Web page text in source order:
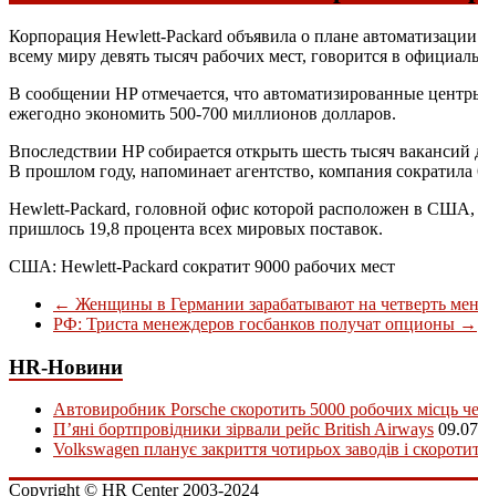
Корпорация Hewlett-Packard объявила о плане
всему миру девять тысяч рабочих мест, говорится в
В сообщении HP отмечается, что автоматизированные
ежегодно экономить 500-700 миллионов долларов.
Впоследствии HP собирается открыть шесть тысяч
В прошлом году, напоминает агентство, компания
Hewlett-Packard, головной офис которой расположен в
пришлось 19,8 процента всех мировых поставок.
США: Hewlett-Packard сократит 9000 рабочих мест
← Женщины в Германии зарабатывают на четверть
РФ: Триста менеждеров госбанков получат опционы →
HR-Новини
Автовиробник Porsche скоротить 5000 робочих місць
П’яні бортпровідники зірвали рейс British Airways
Volkswagen планує закриття чотирьох заводів і
Copyright © HR Center 2003-2024